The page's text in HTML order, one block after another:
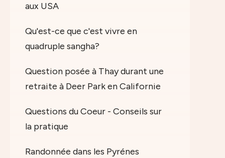
aux USA
Qu'est-ce que c'est vivre en
quadruple sangha?
Question posée à Thay durant une
retraite à Deer Park en Californie
Questions du Coeur - Conseils sur
la pratique
Randonnée dans les Pyrénes